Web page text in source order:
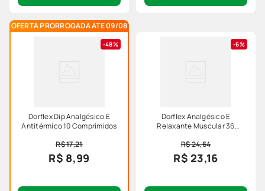
OFERTA PRORROGADA ATE 09/08
48%
Dorflex Dip Analgésico E
Antitérmico 10 Comprimidos
R$ 17,21
R$ 8,99
6%
Dorflex Analgésico E
Relaxante Muscular 36
R$ 24,64
R$ 23,16